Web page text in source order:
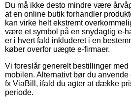
Du må ikke desto mindre være
at en online butik forhandler
kan virke helt ekstremt
være et symbol på en snydagtig e-
er i hvert fald inkluderet i en
køber overfor uægte e-firmaer.
Vi foreslår generelt bestillinger med
mobilen. Alternativt bør du
fx ViaBill, ifald du agter at dække
periode.